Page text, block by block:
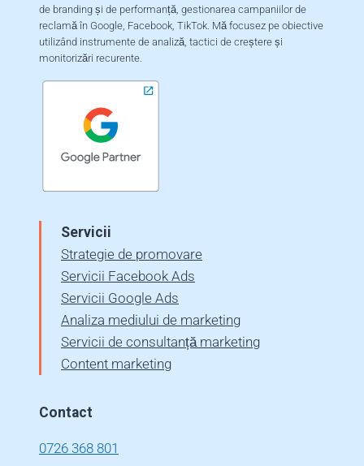
de branding și de performanță, gestionarea campaniilor de
reclamă în Google, Facebook, TikTok. Mă focusez pe obiective
utilizând instrumente de analiză, tactici de creștere și
monitorizări recurente.
Servicii
Strategie de promovare
Servicii Facebook Ads
Servicii Google Ads
Analiza mediului de marketing
Servicii de consultanță marketing
Content marketing
Contact
0726 368 801